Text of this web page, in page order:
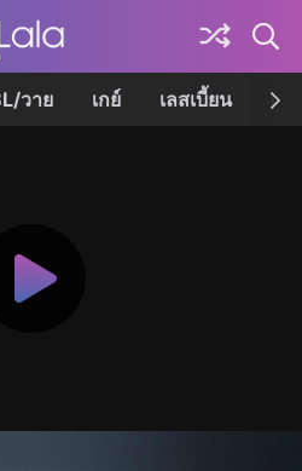
วาย เกย์ เลสเบี้ยน เค